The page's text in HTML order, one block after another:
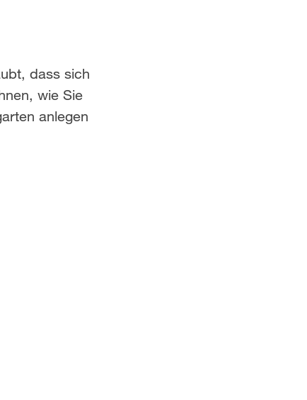
dass sich
wie Sie
anlegen